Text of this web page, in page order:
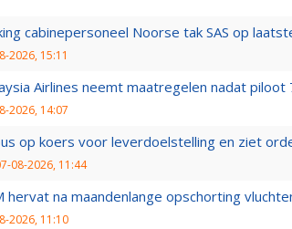
cabinepersoneel Noorse tak SAS op
2026, 15:11
Airlines neemt maatregelen nadat
2026, 14:07
op koers voor leverdoelstelling en ziet
08-2026, 11:44
hervat na maandenlange opschorting
2026, 11:10